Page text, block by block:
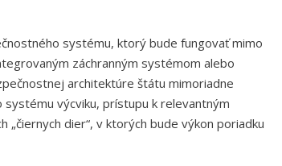
systému, ktorý bude fungovať mimo
záchranným systémom alebo
architektúre štátu mimoriadne
výcviku, prístupu k relevantným
„čiernych dier“, v ktorých bude výkon poriadku